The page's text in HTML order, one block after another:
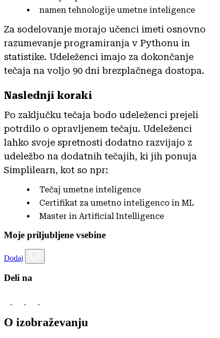
namen tehnologije umetne inteligence
Za sodelovanje morajo učenci imeti osnovno
razumevanje programiranja v Pythonu in
statistike. Udeleženci imajo za dokončanje
tečaja na voljo 90 dni brezplačnega dostopa.
Naslednji koraki
Po zaključku tečaja bodo udeleženci prejeli
potrdilo o opravljenem tečaju. Udeleženci
lahko svoje spretnosti dodatno razvijajo z
udeležbo na dodatnih tečajih, ki jih ponuja
Simplilearn, kot so npr:
Tečaj umetne inteligence
Certifikat za umetno inteligenco in ML
Master in Artificial Intelligence
Moje priljubljene vsebine
Dodaj
Deli na
O izobraževanju